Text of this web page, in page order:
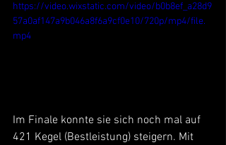
https://video.wixstatic.com/video/b0b8ef_a28d9
57a0af147a9b046a8f6a9cf0e10/720p/mp4/file.
mp4
Im Finale konnte sie sich noch mal auf
421 Kegel (Bestleistung) steigern. Mit